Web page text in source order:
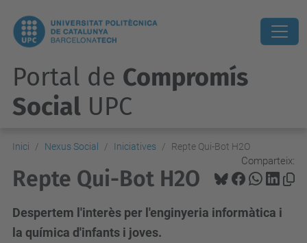
Portal de Compromís
Social UPC
Inici Nexus Social Iniciatives Repte Qui-Bot H2O
Comparteix:
Repte Qui-Bot H2O
Despertem l'interès per l'enginyeria informàtica i
la química d'infants i joves.